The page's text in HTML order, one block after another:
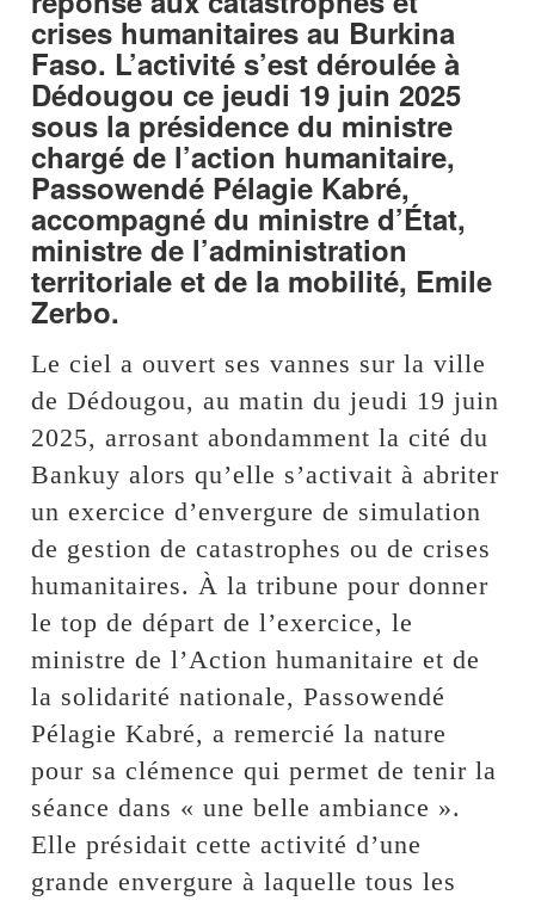
crises humanitaires au Burkina
Faso. L’activité s’est déroulée à
Dédougou ce jeudi 19 juin 2025
sous la présidence du ministre
chargé de l’action humanitaire,
Passowendé Pélagie Kabré,
accompagné du ministre d’État,
ministre de l’administration
territoriale et de la mobilité, Emile
Zerbo.
Le ciel a ouvert ses vannes sur la ville
de Dédougou, au matin du jeudi 19 juin
2025, arrosant abondamment la cité du
Bankuy alors qu’elle s’activait à abriter
un exercice d’envergure de simulation
de gestion de catastrophes ou de crises
humanitaires. À la tribune pour donner
le top de départ de l’exercice, le
ministre de l’Action humanitaire et de
la solidarité nationale, Passowendé
Pélagie Kabré, a remercié la nature
pour sa clémence qui permet de tenir la
séance dans « une belle ambiance ».
Elle présidait cette activité d’une
grande envergure à laquelle tous les